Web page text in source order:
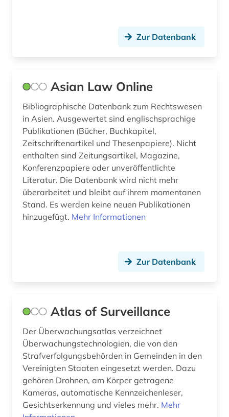
geschichte 2013-2017 (1)
geschlechterforschung (1)
geschmacksmuster (2)
geschmacksmusterrecherche (1)
geschmacksmusterrecht (1)
gesellschaft (2)
gesetz (16)
gesetzeskommentare (1)
gesetzessammlung (1)
gesetzestext (1)
gesetzgebung (15)
Zur Datenbank
Asian Law Online
Bibliographische Datenbank zum Rechtswesen
in Asien. Ausgewertet sind englischsprachige
Publikationen (Bücher, Buchkapitel,
Zeitschriftenartikel und Thesenpapiere). Nicht
enthalten sind Zeitungsartikel, Magazine,
Konferenzpapiere oder unveröffentlichte
Literatur. Die Datenbank wird nicht mehr
überarbeitet und bleibt auf ihrem momentanen
Stand. Es werden keine neuen Publikationen
hinzugefügt. Mehr Informationen
Zur Datenbank
Atlas of Surveillance
Der Überwachungsatlas verzeichnet
Überwachungstechnologien, die von den
Strafverfolgungsbehörden in Gemeinden in den
Vereinigten Staaten eingesetzt werden. Dazu
gehören Drohnen, am Körper getragene
Kameras, automatische Kennzeichenleser,
Gesichtserkennung und vieles mehr. Mehr